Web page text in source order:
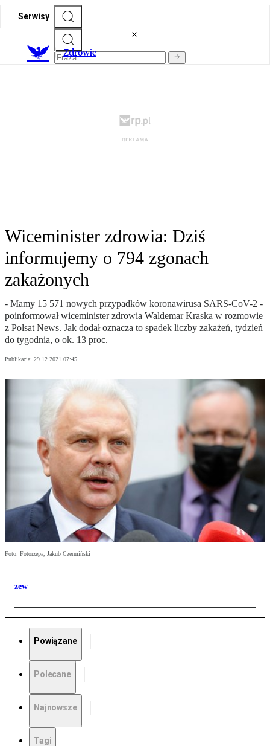
Serwisy
Zdrowie
Wiceminister zdrowia: Dziś
informujemy o 794 zgonach
zakażonych
- Mamy 15 571 nowych przypadków koronawirusa SARS-CoV-2 -
poinformował wiceminister zdrowia Waldemar Kraska w rozmowie
z Polsat News. Jak dodał oznacza to spadek liczby zakażeń, tydzień
do tygodnia, o ok. 13 proc.
Publikacja: 29.12.2021 07:45
Foto: Fotorzepa, Jakub Czermiński
zew
Powiązane
Polecane
Najnowsze
Tagi